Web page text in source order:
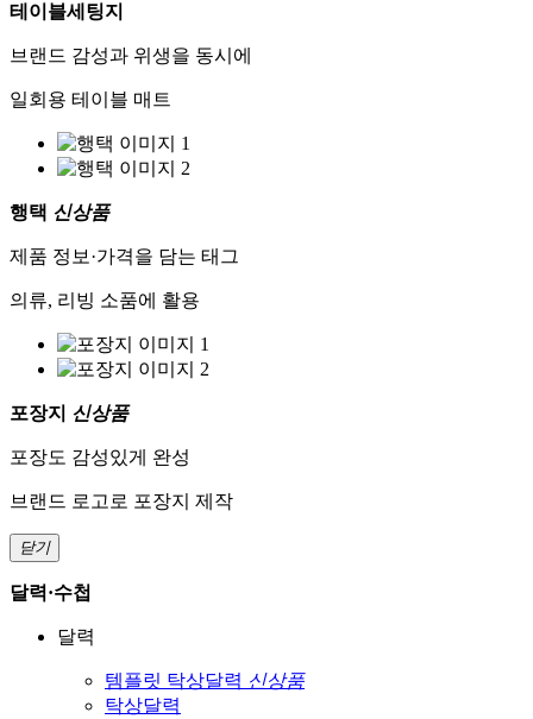
테이블세팅지
브랜드 감성과 위생을 동시에
일회용 테이블 매트
행택 신상품
제품 정보·가격을 담는 태그
의류, 리빙 소품에 활용
포장지 신상품
포장도 감성있게 완성
브랜드 로고로 포장지 제작
닫기
달력·수첩
달력
템플릿 탁상달력 신상품
탁상달력